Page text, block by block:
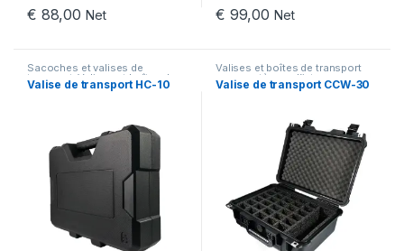
€ 88,00 Net € 99,00 Net
Sacoches et valises de
transport ,Valises et boîtes de
transport pour systèmes
Valise de transport HC-10
Valises et boîtes de transport
pour systèmes d’intercoms
Sacoches et valises de
Valise de transport CCW-30